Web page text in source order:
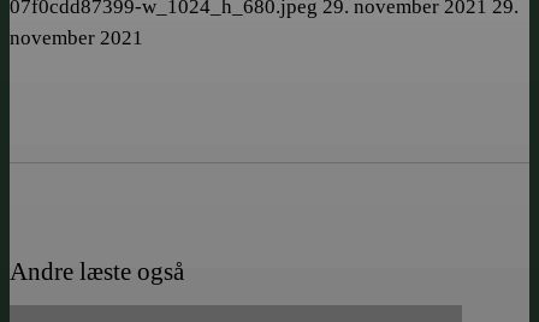
07f0cdd87399-w_1024_h_680.jpeg 29. november 2021 29.
november 2021
Andre læste også